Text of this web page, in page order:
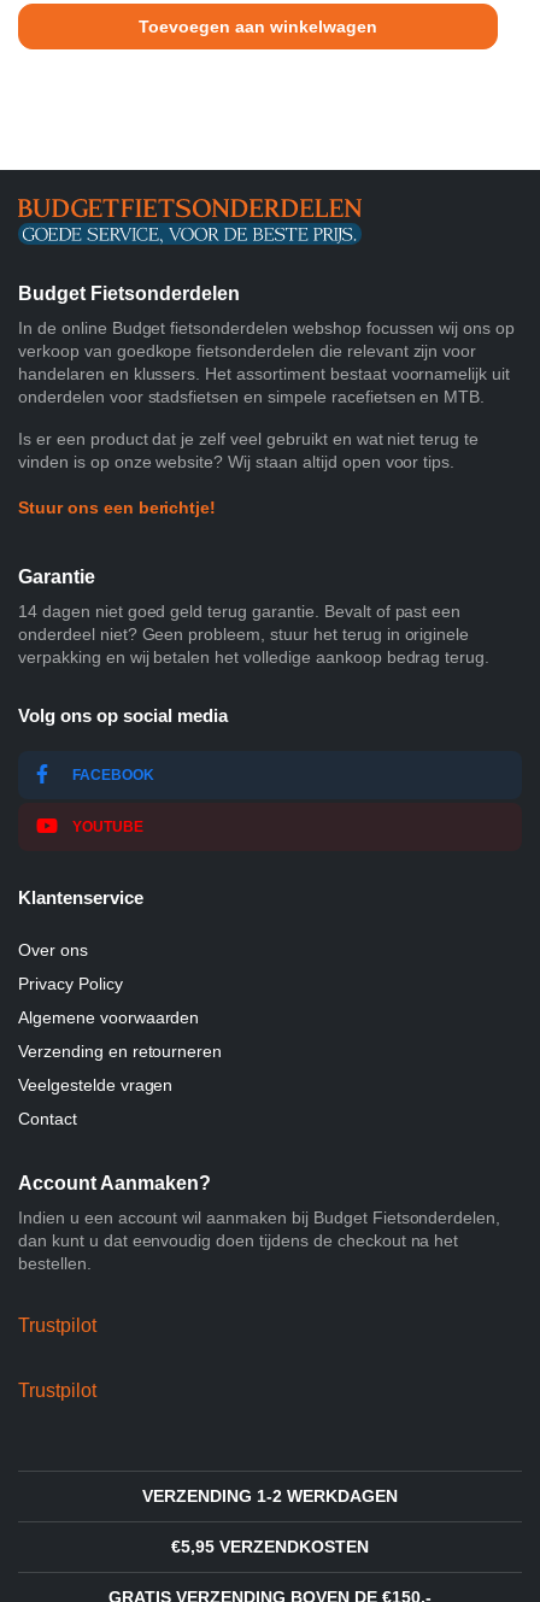
Toevoegen aan winkelwagen
Budget Fietsonderdelen
In de online Budget fietsonderdelen webshop focussen wij ons op
verkoop van goedkope fietsonderdelen die relevant zijn voor
handelaren en klussers. Het assortiment bestaat voornamelijk uit
onderdelen voor stadsfietsen en simpele racefietsen en MTB.
Is er een product dat je zelf veel gebruikt en wat niet terug te
vinden is op onze website? Wij staan altijd open voor tips.
Stuur ons een berichtje!
Garantie
14 dagen niet goed geld terug garantie. Bevalt of past een
onderdeel niet? Geen probleem, stuur het terug in originele
verpakking en wij betalen het volledige aankoop bedrag terug.
Volg ons op social media
FACEBOOK
YOUTUBE
Klantenservice
Over ons
Privacy Policy
Algemene voorwaarden
Verzending en retourneren
Veelgestelde vragen
Contact
Account Aanmaken?
Indien u een account wil aanmaken bij Budget Fietsonderdelen,
dan kunt u dat eenvoudig doen tijdens de checkout na het
bestellen.
Trustpilot
Trustpilot
VERZENDING 1-2 WERKDAGEN
€5,95 VERZENDKOSTEN
GRATIS VERZENDING BOVEN DE €150,-